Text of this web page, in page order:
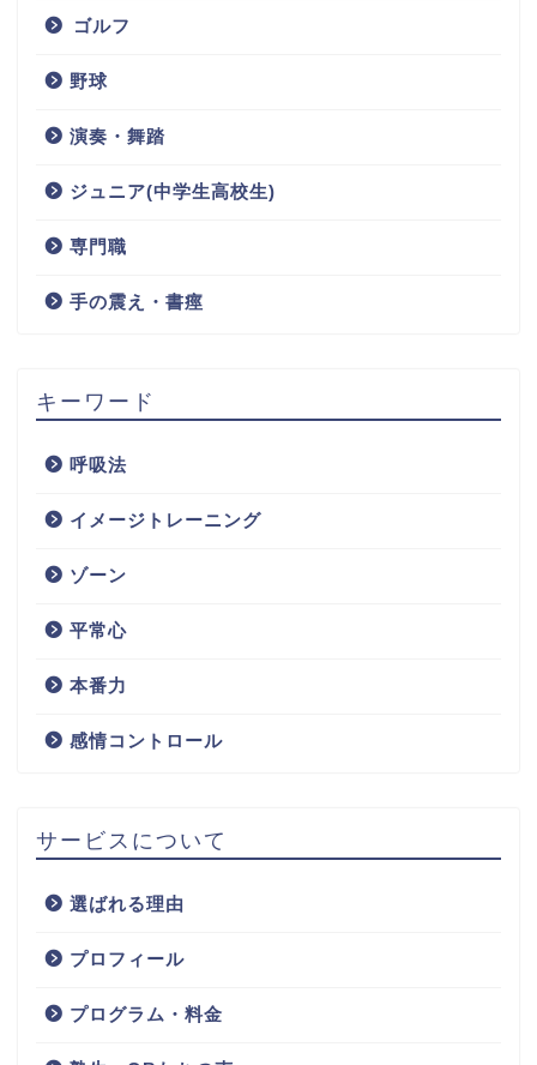
ゴルフ
野球
演奏・舞踏
ジュニア(中学生高校生)
専門職
手の震え・書痙
キーワード
呼吸法
イメージトレーニング
ゾーン
平常心
本番力
感情コントロール
サービスについて
選ばれる理由
プロフィール
プログラム・料金